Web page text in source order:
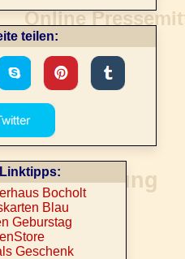
teilen:
Bocholt
Blau
Geburstag
Geschenk